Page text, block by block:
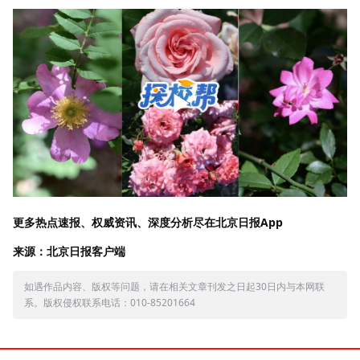
更多热点速报、权威资讯、深度分析尽在北京日报App
来源：北京日报客户端
如遇作品内容、版权等问题，请在相关文章刊发之日起30日内与本网联
系。版权侵权联系电话：010-85201664